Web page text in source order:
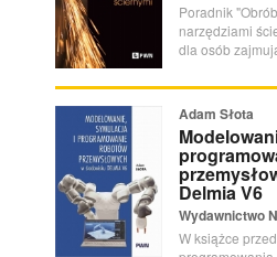
Poradnik
narzędziami
dla osób
Adam Słota
Delmia V6
Wydawnictwo
W książce